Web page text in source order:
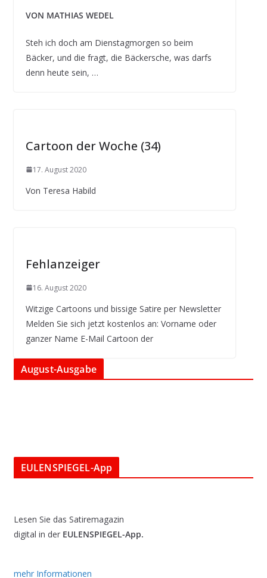
VON MATHIAS WEDEL
Steh ich doch am Dienstagmorgen so beim
Bäcker, und die fragt, die Bäckersche, was darfs
denn heute sein, …
Cartoon der Woche (34)
17. August 2020
Von Teresa Habild
Fehlanzeiger
16. August 2020
Witzige Cartoons und bissige Satire per Newsletter
Melden Sie sich jetzt kostenlos an: Vorname oder
ganzer Name E-Mail Cartoon der
August-Ausgabe
EULENSPIEGEL-App
Lesen Sie das Satiremagazin
digital in der EULENSPIEGEL-App.
mehr Informationen